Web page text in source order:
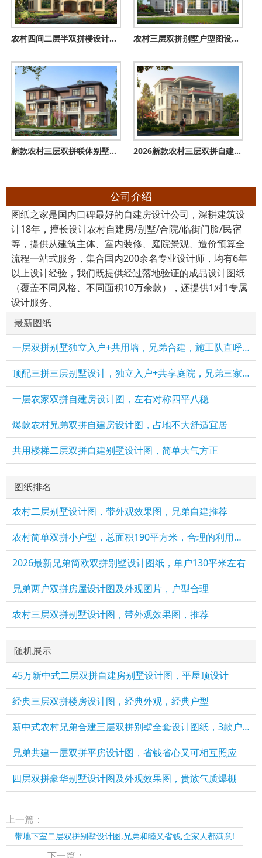
农村四间二层半双拼楼设计图，住三带人都没有问题！ 农村三层双拼别墅户型图设计图，整体外观气派
新款农村三层双拼联体别墅户型图，客厅中空，单户120平米左右 2026新款农村三层双拼自建房设计图，占地150平米左右
公司介绍
图纸之家是国内口碑最好的自建房设计公司，深耕建筑设
计18年，擅长设计农村自建房/别墅/合院/临街门脸/民宿
等，提供从建筑主体、室内装修、庭院景观、造价预算全
流程一站式服务，集合国内200余名专业设计师，均有6年
以上设计经验，我们既提供经过落地验证的成品设计图纸
（覆盖不同风格、不同面积10万余款），还提供1对1专属
设计服务。
最新图纸
一层双拼别墅独立入户+共用墙，兄弟合建，施工队直呼太省料
顶配三拼三层别墅设计，独立入户+共享庭院，兄弟三家共享奢华
一层农家双拼自建房设计图，左右对称四平八稳
爆款农村兄弟双拼自建房设计图，占地不大舒适宜居
共用楼梯二层双拼自建别墅设计图，简单大气方正
图纸排名
农村二层别墅设计图，带外观效果图，兄弟自建推荐
农村简单双拼小户型，总面积190平方米，合理的利用了每一个空间
2026最新兄弟简欧双拼别墅设计图纸，单户130平米左右
兄弟两户双拼房屋设计图及外观图片，户型合理
农村三层双拼别墅设计图，带外观效果图，推荐
随机展示
45万新中式二层双拼自建房别墅设计图，平屋顶设计
经典三层双拼楼房设计图，经典外观，经典户型
新中式农村兄弟合建三层双拼别墅全套设计图纸，3款户型方案
兄弟共建一层双拼平房设计图，省钱省心又可相互照应
四层双拼豪华别墅设计图及外观效果图，贵族气质爆棚
上一篇：
带地下室二层双拼别墅设计图,兄弟和睦又省钱,全家人都满意!
下一篇：